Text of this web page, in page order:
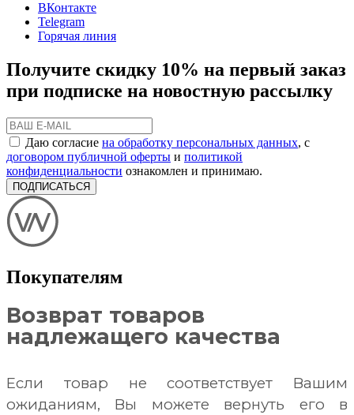
ВКонтакте
Telegram
Горячая линия
Получите скидку 10% на первый заказ
при подписке на новостную рассылку
Даю согласие на обработку персональных данных, с
договором публичной оферты и политикой
конфиденциальности ознакомлен и принимаю.
ПОДПИСАТЬСЯ
Покупателям
Возврат товаров
надлежащего качества
Если товар не соответствует Вашим
ожиданиям, Вы можете вернуть его в